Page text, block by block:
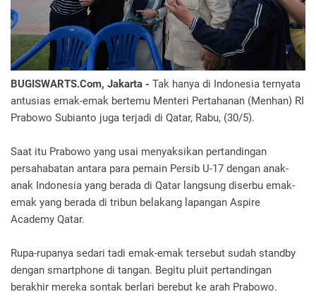
BUGISWARTS.Com, Jakarta - Tak hanya di Indonesia ternyata
antusias emak-emak bertemu Menteri Pertahanan (Menhan) RI
Prabowo Subianto juga terjadi di Qatar, Rabu, (30/5).
Saat itu Prabowo yang usai menyaksikan pertandingan
persahabatan antara para pemain Persib U-17 dengan anak-
anak Indonesia yang berada di Qatar langsung diserbu emak-
emak yang berada di tribun belakang lapangan Aspire
Academy Qatar.
Rupa-rupanya sedari tadi emak-emak tersebut sudah standby
dengan smartphone di tangan. Begitu pluit pertandingan
berakhir mereka sontak berlari berebut ke arah Prabowo.